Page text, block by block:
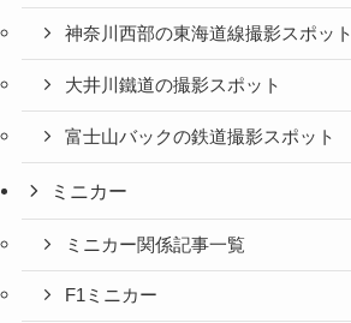
神奈川西部の東海道線撮影スポット
大井川鐵道の撮影スポット
富士山バックの鉄道撮影スポット
ミニカー
ミニカー関係記事一覧
F1ミニカー